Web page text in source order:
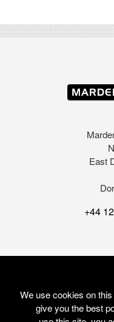
East
+44
We use cookies on
give you the best